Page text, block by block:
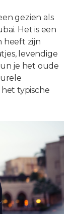
gezien als
Het is een
heeft zijn
levendige
je het oude
typische